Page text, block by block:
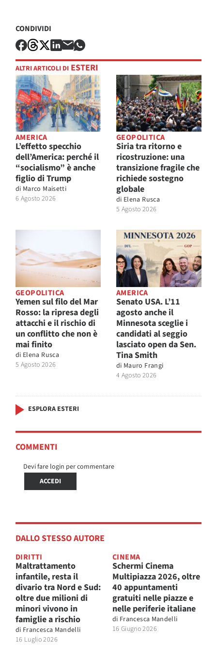
CONDIVIDI
ALTRI ARTICOLI DI ESTERI
AMERICA
L’effetto specchio
dell’America: perché il
“socialismo” è anche
figlio di Trump
di Marco Maisetti
6 Agosto 2026
GEOPOLITICA
Siria tra ritorno e
ricostruzione: una
transizione fragile che
richiede sostegno
globale
di Elena Rusca
5 Agosto 2026
GEOPOLITICA
Yemen sul filo del Mar
Rosso: la ripresa degli
attacchi e il rischio di
un conflitto che non è
mai finito
di Elena Rusca
5 Agosto 2026
AMERICA
Senato USA. L’11
agosto anche il
Minnesota sceglie i
candidati al seggio
lasciato open da Sen.
Tina Smith
di Mauro Frangi
4 Agosto 2026
ESPLORA ESTERI
COMMENTI
Devi fare login per commentare
ACCEDI
DALLO STESSO AUTORE
DIRITTI
Maltrattamento
infantile, resta il
divario tra Nord e Sud:
oltre due milioni di
minori vivono in
famiglie a rischio
di Francesca Mandelli
16 Luglio 2026
CINEMA
Schermi Cinema
Multipiazza 2026, oltre
40 appuntamenti
gratuiti nelle piazze e
nelle periferie italiane
di Francesca Mandelli
16 Giugno 2026